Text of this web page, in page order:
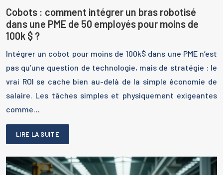
Cobots : comment intégrer un bras robotisé
dans une PME de 50 employés pour moins de
100k $ ?
Intégrer un cobot pour moins de 100k$ dans une PME n’est
pas qu’une question de technologie, mais de stratégie : le
vrai ROI se cache bien au-delà de la simple économie de
salaire. Les tâches simples et physiquement exigeantes
comme…
LIRE LA SUITE